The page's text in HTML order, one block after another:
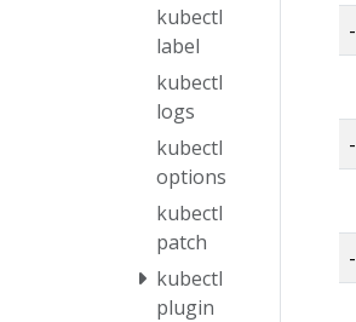
kubectl
label
kubectl
logs
kubectl
options
kubectl
patch
kubectl
plugin